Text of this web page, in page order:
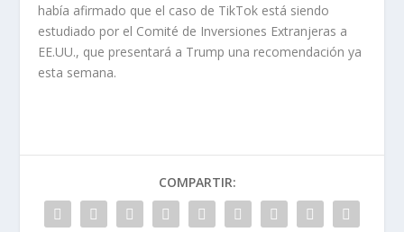
había afirmado que el caso de TikTok está siendo
estudiado por el Comité de Inversiones Extranjeras a
EE.UU., que presentará a Trump una recomendación ya
esta semana.
COMPARTIR: